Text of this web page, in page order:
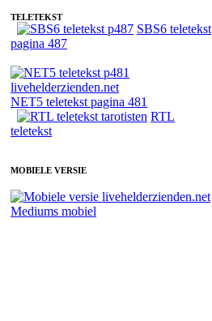
TELETEKST
SBS6 teletekst
pagina 487
NET5 teletekst pagina 481
RTL
teletekst
MOBIELE VERSIE
Mediums mobiel